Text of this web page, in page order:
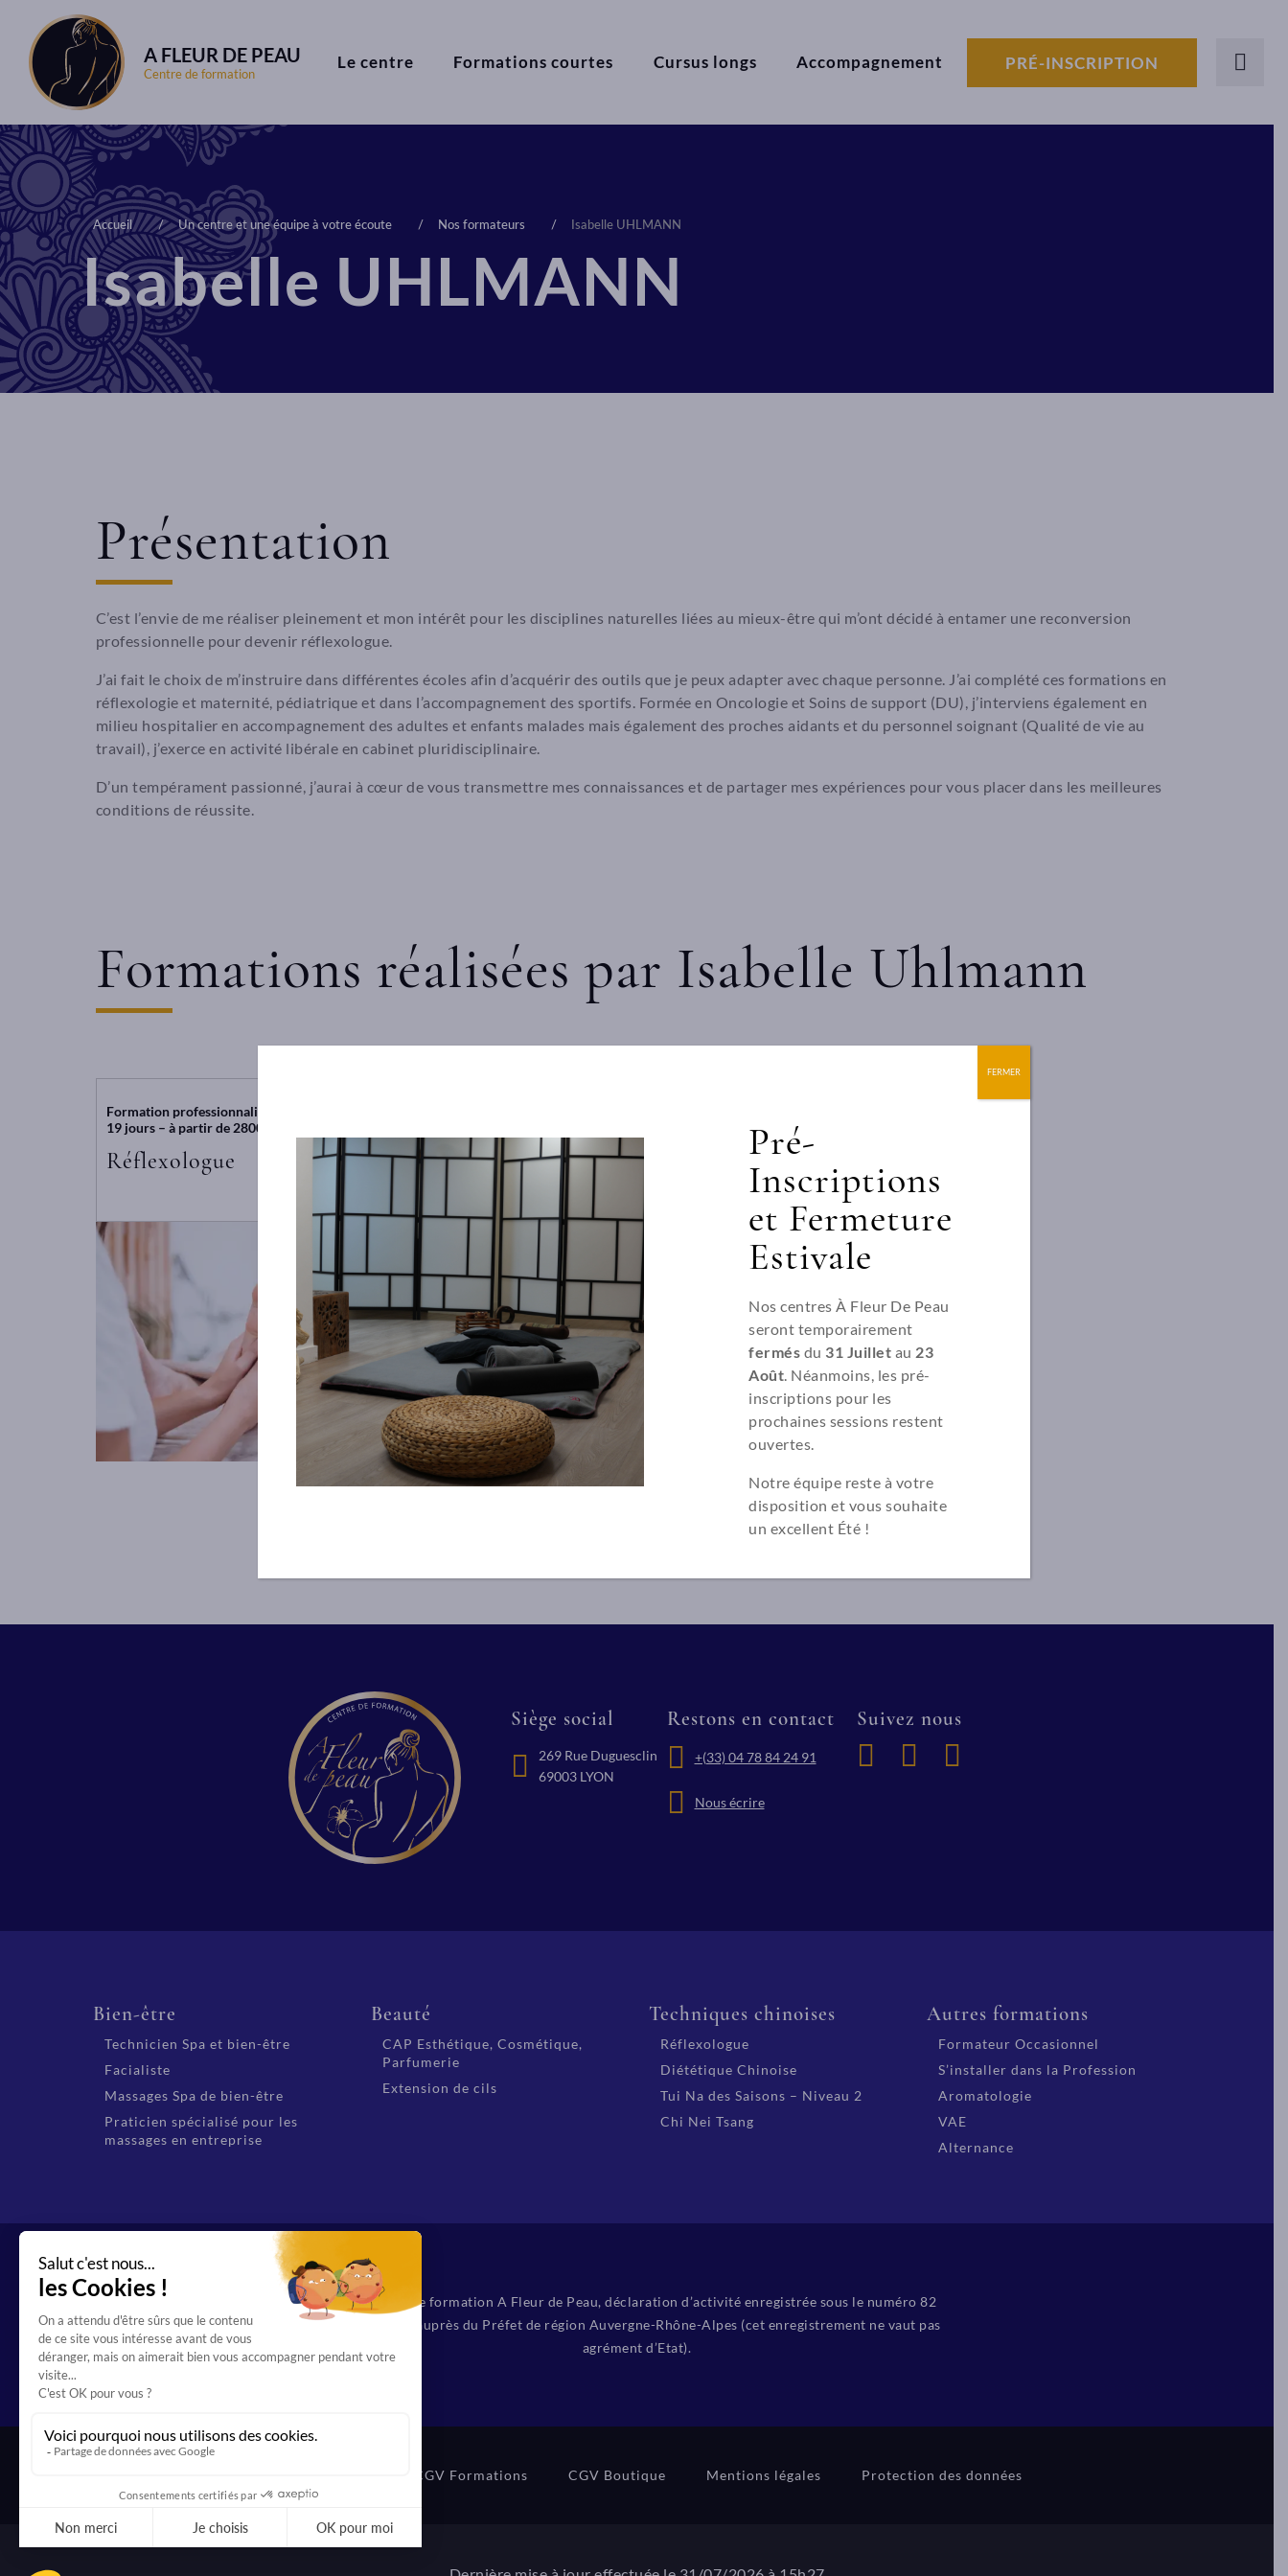
A FLEUR DE PEAU
Centre de formation
Le centre Formations courtes Cursus longs Accompagnement PRÉ-INSCRIPTION
Accueil Un centre et une équipe à votre écoute Nos formateurs Isabelle UHLMANN
Isabelle UHLMANN
Présentation
C’est l’envie de me réaliser pleinement et mon intérêt pour les disciplines naturelles liées au mieux-être qui m’ont décidé à entamer une reconversion
professionnelle pour devenir réflexologue.
J’ai fait le choix de m’instruire dans différentes écoles afin d’acquérir des outils que je peux adapter avec chaque personne. J’ai complété ces formations en
réflexologie et maternité, pédiatrique et dans l’accompagnement des sportifs. Formée en Oncologie et Soins de support (DU), j’interviens également en
milieu hospitalier en accompagnement des adultes et enfants malades mais également des proches aidants et du personnel soignant (Qualité de vie au
travail), j’exerce en activité libérale en cabinet pluridisciplinaire.
D’un tempérament passionné, j’aurai à cœur de vous transmettre mes connaissances et de partager mes expériences pour vous placer dans les meilleures
conditions de réussite.
Formations réalisées par Isabelle Uhlmann
Formation professionnalisante
19 jours – à partir de 2800 € TTC
Réflexologue
Entrez dans l’univers fascinant de
bienfaisante. Vous développerez
des compétences pratiques et
théoriques qui vous permettront
d’offrir des soins de qualité à vos
clients tout en posant les bases
d’une carrière épanouissante et
Siège social
269 Rue Duguesclin
69003 LYON
Restons en contact
+(33) 04 78 84 24 91
Nous écrire
Suivez nous
Bien-être
Technicien Spa et bien-être
Facialiste
Massages Spa de bien-être
Praticien spécialisé pour les
massages en entreprise
Beauté
CAP Esthétique, Cosmétique,
Parfumerie
Extension de cils
Techniques chinoises
Réflexologue
Diététique Chinoise
Tui Na des Saisons – Niveau 2
Chi Nei Tsang
Autres formations
Formateur Occasionnel
S’installer dans la Profession
Aromatologie
VAE
Alternance
Organisme de formation A Fleur de Peau, déclaration d’activité enregistrée sous le numéro 82
69 12544 69 auprès du Préfet de région Auvergne-Rhône-Alpes (cet enregistrement ne vaut pas
agrément d’Etat).
CGV Formations CGV Boutique Mentions légales Protection des données
Pré-
Inscriptions
et Fermeture
Estivale
Nos centres À Fleur De Peau
seront temporairement
fermés du 31 Juillet au 23
Août. Néanmoins, les pré-
inscriptions pour les
prochaines sessions restent
ouvertes.
Notre équipe reste à votre
disposition et vous souhaite
un excellent Été !
FERMER